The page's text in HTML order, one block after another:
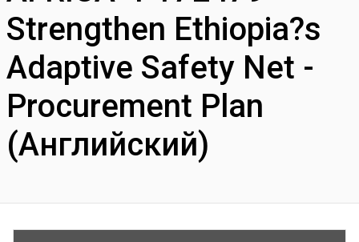
Strengthen Ethiopia?s
Adaptive Safety Net -
Procurement Plan
(Английский)